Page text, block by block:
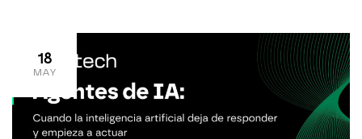
18
MAY